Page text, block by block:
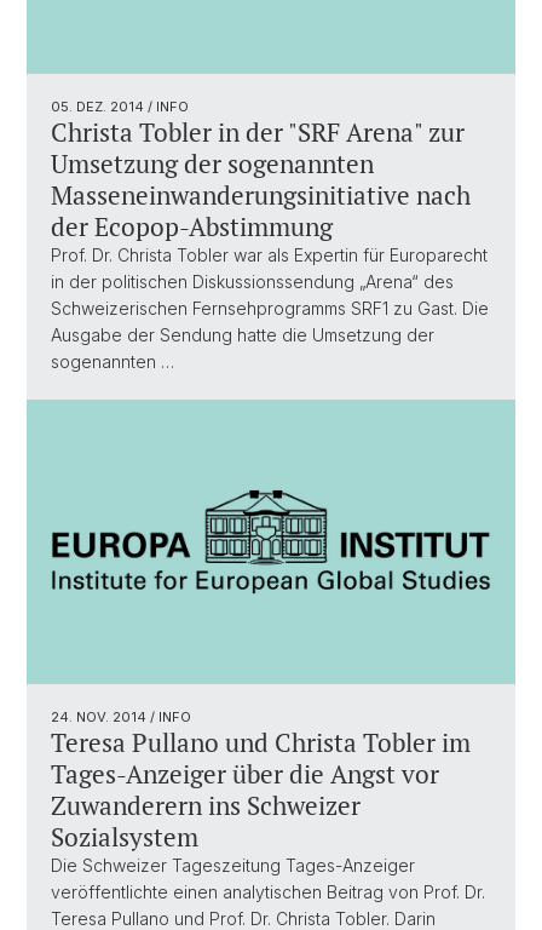
05. DEZ. 2014 / INFO
Christa Tobler in der "SRF Arena" zur
Umsetzung der sogenannten
Masseneinwanderungsinitiative nach
der Ecopop-Abstimmung
Prof. Dr. Christa Tobler war als Expertin für Europarecht
in der politischen Diskussionssendung „Arena“ des
Schweizerischen Fernsehprogramms SRF1 zu Gast. Die
Ausgabe der Sendung hatte die Umsetzung der
sogenannten …
24. NOV. 2014 / INFO
Teresa Pullano und Christa Tobler im
Tages-Anzeiger über die Angst vor
Zuwanderern ins Schweizer
Sozialsystem
Die Schweizer Tageszeitung Tages-Anzeiger
veröffentlichte einen analytischen Beitrag von Prof. Dr.
Teresa Pullano und Prof. Dr. Christa Tobler. Darin